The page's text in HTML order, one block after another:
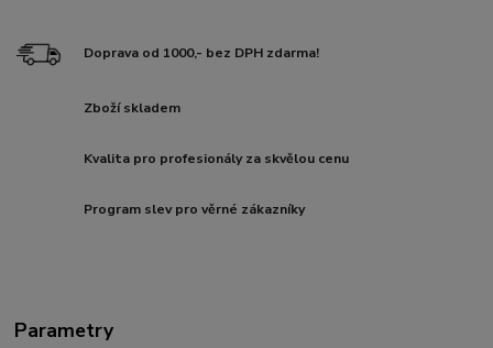
Doprava od 1000,- bez DPH zdarma!
Zboží skladem
Kvalita pro profesionály za skvělou cenu
Program slev pro věrné zákazníky
Parametry